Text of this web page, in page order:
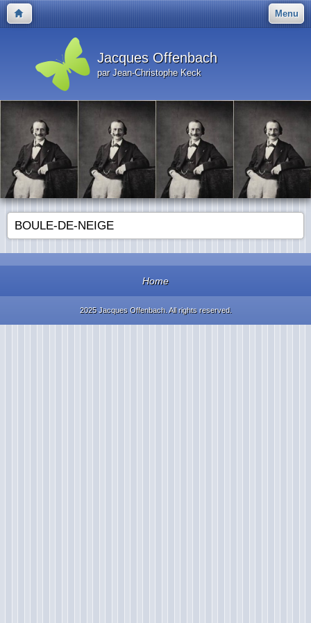
Menu
Jacques Offenbach
par Jean-Christophe Keck
BOULE-DE-NEIGE
Home
2025 Jacques Offenbach. All rights reserved.